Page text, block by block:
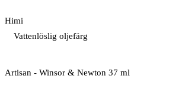
Himi
Vattenlöslig oljefärg
Artisan - Winsor & Newton 37 ml